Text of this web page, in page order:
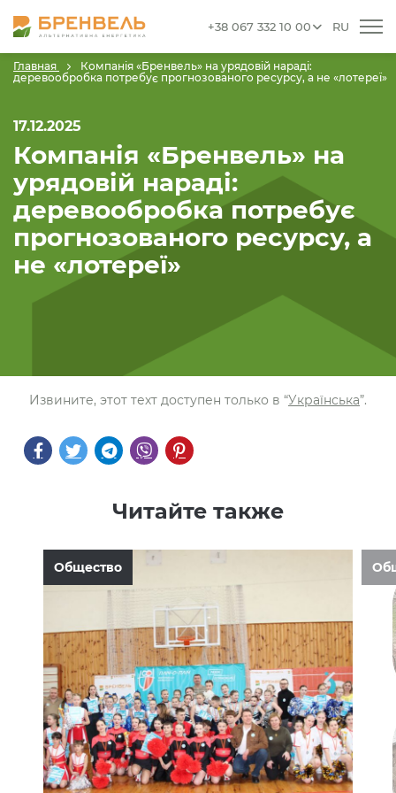
+38 067 332 10 00 RU
Главная
Компанія «Бренвель» на урядовій нараді:
деревообробка потребує прогнозованого ресурсу, а не «лотереї»
17.12.2025
Компанія «Бренвель» на
урядовій нараді:
деревообробка потребує
прогнозованого ресурсу, а
не «лотереї»
Извините, этот техт доступен только в “Українська”.
Читайте также
Общество